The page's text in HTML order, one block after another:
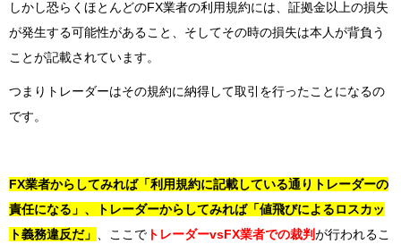
しかし恐らくほとんどのFX業者の利用規約には、証拠金以上の損失
が発生する可能性があること、そしてその時の損失は本人が背負う
ことが記載されています。
つまりトレーダーはその規約に納得して取引を行ったことになるの
です。
FX業者からしてみれば「利用規約に記載している通りトレーダーの
責任になる」、トレーダーからしてみれば「値飛びによるロスカッ
ト義務違反だ」
、ここで トレーダーvsFX業者での裁判が行われるこ